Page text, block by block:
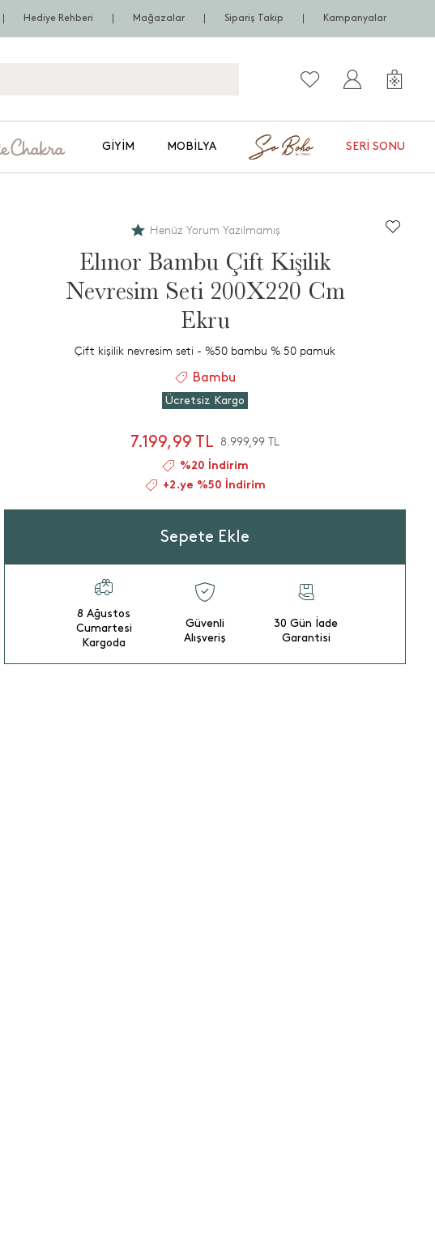
Hediye Rehberi Mağazalar Sipariş Takip Kampanyalar
GIYIM MOBILYA SERI SONU
Henüz Yorum Yazılmamış
Elınor Bambu Çift Kişilik
Nevresim Seti 200X220 Cm
Ekru
Çift kişilik nevresim seti - %50 bambu % 50 pamuk
Bambu
Ücretsiz Kargo
7.199,99 TL 8.999,99 TL
%20 İndirim
+2.ye %50 İndirim
Sepete Ekle
8 Ağustos
Cumartesi
Kargoda
Güvenli
Alışveriş
30 Gün İade
Garantisi